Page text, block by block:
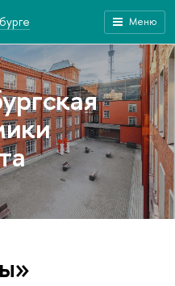
Меню